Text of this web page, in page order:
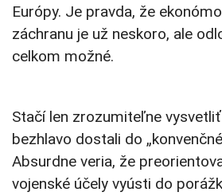
Európy. Je pravda, že
záchranu je už neskoro, ale
celkom možné.
Stačí len zrozumiteľne
bezhlavo dostali do
Absurdne veria, že
vojenské účely vyústi do